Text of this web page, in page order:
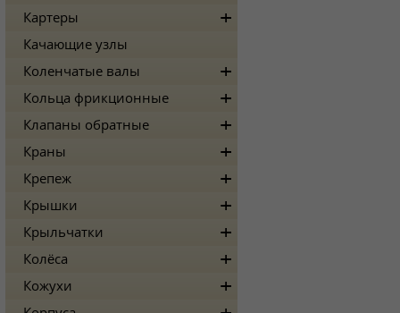
Картеры
Качающие узлы
Коленчатые валы
Кольца фрикционные
Клапаны обратные
Краны
Крепеж
Крышки
Крыльчатки
Колёса
Кожухи